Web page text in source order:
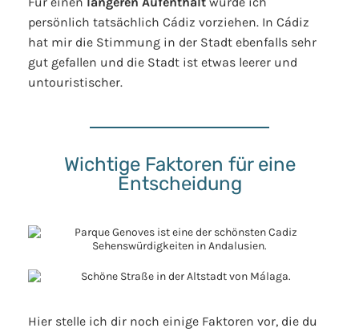
persönlich tatsächlich Cádiz vorziehen. In Cádiz
hat mir die Stimmung in der Stadt ebenfalls sehr
gut gefallen und die Stadt ist etwas leerer und
untouristischer.
Wichtige Faktoren für eine
Entscheidung
Hier stelle ich dir noch einige Faktoren vor, die du